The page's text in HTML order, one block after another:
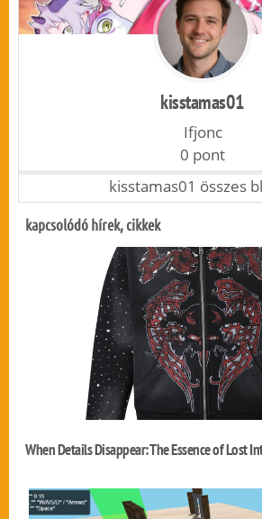
kisstamas01
Ifjonc
0 pont
kisstamas01 összes
kapcsolódó hírek, cikkek
When Details Disappear: The Essence of Lost